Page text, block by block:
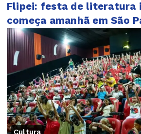
Flipei: festa de literatura
começa amanhã em São
Cultura